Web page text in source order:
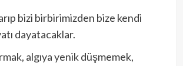
bizi birbirimizden bize kendi
dayatacaklar.
algıya yenik düşmemek,